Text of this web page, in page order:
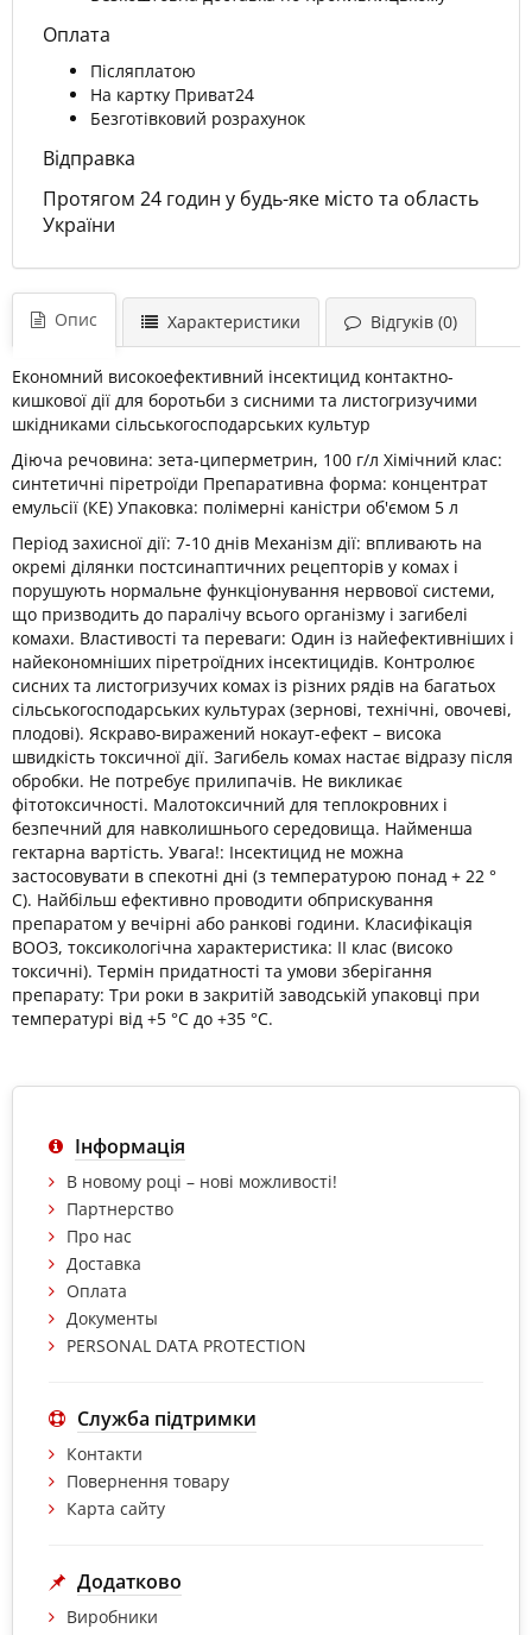
Оплата
Післяплатою
На картку Приват24
Безготівковий розрахунок
Відправка
Протягом 24 годин у будь-яке місто та область
України
Опис Характеристики Відгуків (0)
Економний високоефективний інсектицид контактно-
кишкової дії для боротьби з сисними та листогризучими
шкідниками сільськогосподарських культур
Діюча речовина: зета-циперметрин, 100 г/л Хімічний клас:
синтетичні піретроїди Препаративна форма: концентрат
емульсії (КЕ) Упаковка: полімерні каністри об'ємом 5 л
Період захисної дії: 7-10 днів Механізм дії: впливають на
окремі ділянки постсинаптичних рецепторів у комах і
порушують нормальне функціонування нервової системи,
що призводить до паралічу всього організму і загибелі
комахи. Властивості та переваги: Один із найефективніших і
найекономніших піретроїдних інсектицидів. Контролює
сисних та листогризучих комах із різних рядів на багатьох
сільськогосподарських культурах (зернові, технічні, овочеві,
плодові). Яскраво-виражений нокаут-ефект – висока
швидкість токсичної дії. Загибель комах настає відразу після
обробки. Не потребує прилипачів. Не викликає
фітотоксичності. Малотоксичний для теплокровних і
безпечний для навколишнього середовища. Найменша
гектарна вартість. Увага!: Інсектицид не можна
застосовувати в спекотні дні (з температурою понад + 22 °
C). Найбільш ефективно проводити обприскування
препаратом у вечірні або ранкові години. Класифікація
ВООЗ, токсикологічна характеристика: ІІ клас (високо
токсичні). Термін придатності та умови зберігання
препарату: Три роки в закритій заводській упаковці при
температурі від +5 °С до +35 °С.
Інформація
В новому році – нові можливості!
Партнерство
Про нас
Доставка
Оплата
Документы
PERSONAL DATA PROTECTION
Служба підтримки
Контакти
Повернення товару
Карта сайту
Додатково
Виробники